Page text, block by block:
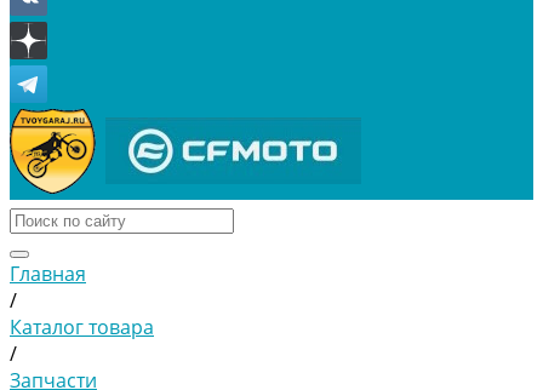
Главная
/
Каталог товара
/
Запчасти